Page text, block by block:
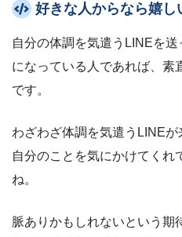
好きな人からなら嬉し
自分の体調を気遣うLINEを
になっている人であれば、素
です。
わざわざ体調を気遣うLINE
自分のことを気にかけてくれ
ね。
脈ありかもしれないという期